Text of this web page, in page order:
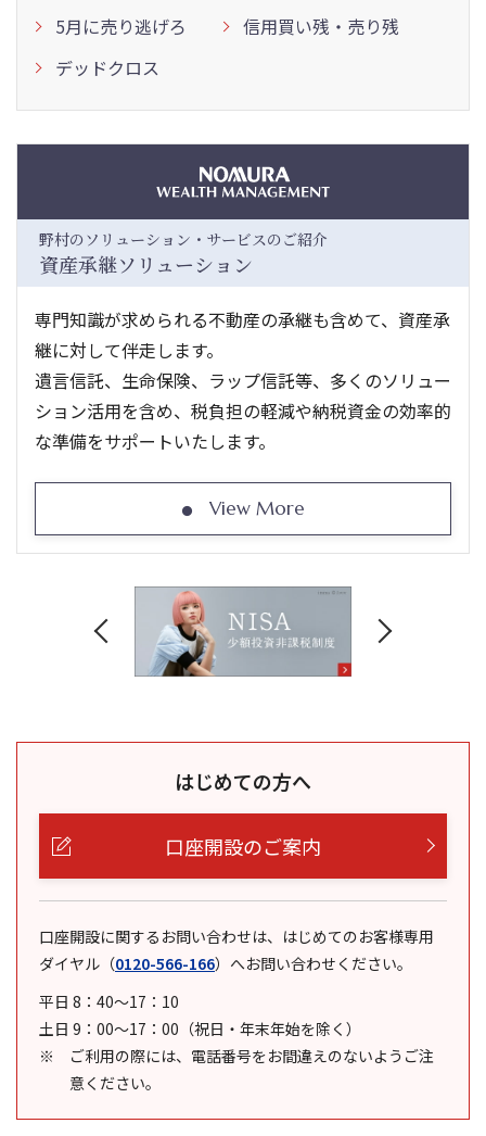
5月に売り逃げろ
信用買い残・売り残
デッドクロス
野村のソリューション・サービスのご紹介
資産承継ソリューション
専門知識が求められる不動産の承継も含めて、資産承
継に対して伴走します。
遺言信託、生命保険、ラップ信託等、多くのソリュー
ション活用を含め、税負担の軽減や納税資金の効率的
な準備をサポートいたします。
View More
はじめての方へ
口座開設のご案内
口座開設に関するお問い合わせは、はじめてのお客様専用
ダイヤル （0120-566-166） へお問い合わせください。
平日 8：40～17：10
土日 9：00～17：00（祝日・年末年始を除く）
ご利用の際には、電話番号をお間違えのないようご注
意ください。